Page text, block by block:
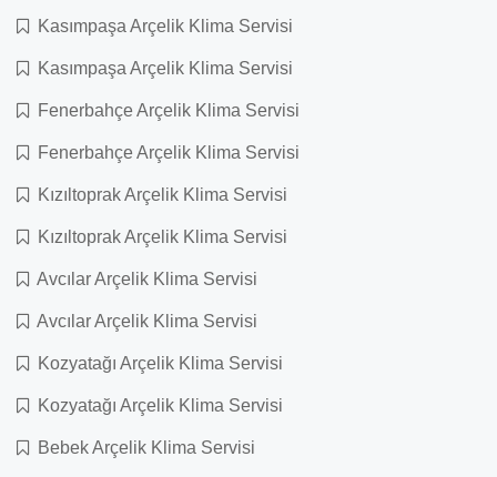
Kasımpaşa Arçelik Klima Servisi
Kasımpaşa Arçelik Klima Servisi
Fenerbahçe Arçelik Klima Servisi
Fenerbahçe Arçelik Klima Servisi
Kızıltoprak Arçelik Klima Servisi
Kızıltoprak Arçelik Klima Servisi
Avcılar Arçelik Klima Servisi
Avcılar Arçelik Klima Servisi
Kozyatağı Arçelik Klima Servisi
Kozyatağı Arçelik Klima Servisi
Bebek Arçelik Klima Servisi